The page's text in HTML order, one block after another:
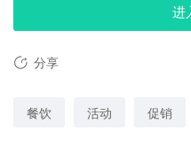
进
分享
餐饮 活动 促销